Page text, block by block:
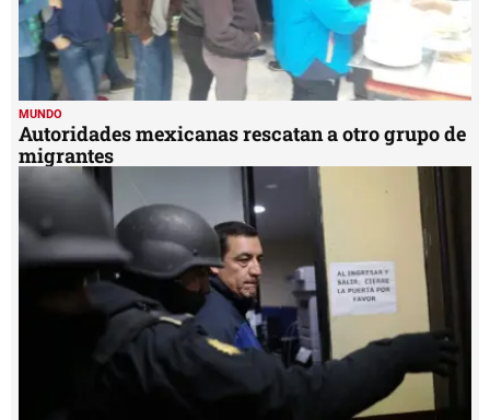
MUNDO
Autoridades mexicanas rescatan a otro grupo de
migrantes